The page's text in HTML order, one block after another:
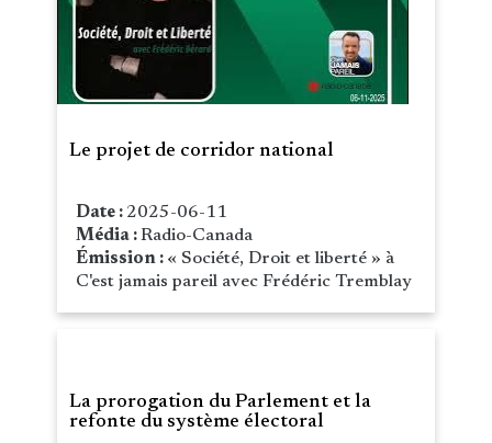
Le projet de corridor national
Date : 2025-06-11
Média :Radio-Canada
Émission : « Société, Droit et liberté » à
C'est jamais pareil avec Frédéric Tremblay
La prorogation du Parlement et la
refonte du système électoral